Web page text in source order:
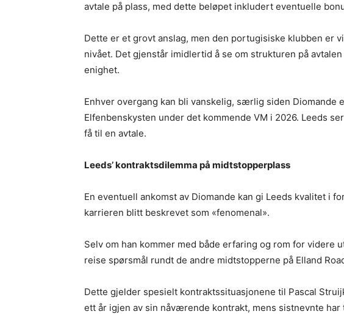
avtale på plass, med dette beløpet inkludert eventuelle
Dette er et grovt anslag, men den portugisiske klubben er
nivået. Det gjenstår imidlertid å se om strukturen på
enighet.
Enhver overgang kan bli vanskelig, særlig siden Diomande
Elfenbenskysten under det kommende VM i 2026. Leeds
få til en avtale.
Leeds’ kontraktsdilemma på midtstopperplass
En eventuell ankomst av Diomande kan gi Leeds kvalitet i
karrieren blitt beskrevet som «fenomenal».
Selv om han kommer med både erfaring og rom for videre
reise spørsmål rundt de andre midtstopperne på Elland
Dette gjelder spesielt kontraktssituasjonene til Pascal
ett år igjen av sin nåværende kontrakt, mens sistnevnte har